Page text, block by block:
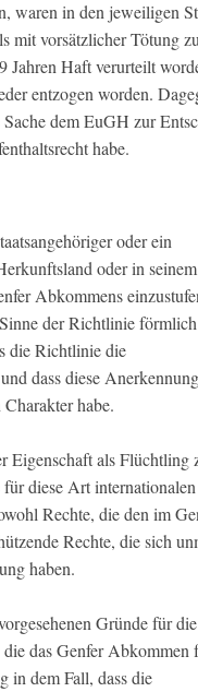
waren in den jeweiligen
mit vorsätzlicher Tötung
Jahren Haft verurteilt
entzogen worden.
dem EuGH zur
habe.
oder ein
oder in seinem
Abkommens
der Richtlinie förmlich
die Richtlinie die
dass diese
habe.
Eigenschaft als Flüchtling
diese Art internationalen
Rechte, die den im
Rechte, die sich
haben.
Gründe für die
das Genfer Abkommen
in dem Fall, dass die